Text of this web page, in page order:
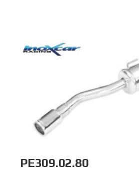
PE309.02.80